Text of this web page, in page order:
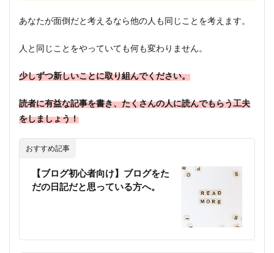
あなたが面倒だと考えるなら他の人も同じことを考えます。
人と同じことをやっていても何も変わりません。
少しずつ新しいことに取り組んでください。
読者に有益な記事を書き、たくさんの人に読んでもらう工夫
をしましょう！
おすすめ記事
【ブログ初心者向け】ブログをた
だの日記だと思っている方へ。